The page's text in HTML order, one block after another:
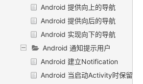
Android 提供向上的导航
Android 提供向后的导航
Android 实现向下的导航
Android 通知提示用户
Android 建立Notification
Android 当启动Activity时保留导航